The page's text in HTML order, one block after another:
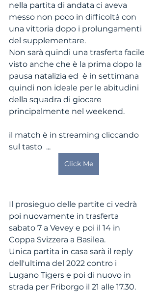
nella partita di andata ci aveva
messo non poco in difficoltà con
una vittoria dopo i prolungamenti
del supplementare.
Non sarà quindi una trasferta facile
visto anche che è la prima dopo la
pausa natalizia ed  è in settimana
quindi non ideale per le abitudini
della squadra di giocare
principalmente nel weekend.
il match è in streaming cliccando
sul tasto  ...
Click Me
Il prosieguo delle partite ci vedrà
poi nuovamente in trasferta
sabato 7 a Vevey e poi il 14 in
Coppa Svizzera a Basilea.
Unica partita in casa sarà il reply
dell'ultima del 2022 contro i
Lugano Tigers e poi di nuovo in
strada per Friborgo il 21 alle 17.30.